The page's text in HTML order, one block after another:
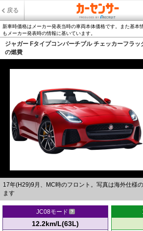
戻る
新車時価格はメーカー発表当時の車両本体価格です。また基本
もメーカー発表時の情報に基いています。
ジャガー Fタイプコンバーチブル チェッカーフラ
の燃費
17年(H29)9月、MC時のフロント。写真は海外仕様
ます
JC08モード
12.2km/L(63L)